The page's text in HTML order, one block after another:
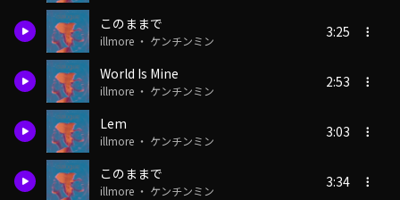
このままで
illmore ・ ケンチンミン
3:25
World Is Mine
illmore ・ ケンチンミン
2:53
Lem
illmore ・ ケンチンミン
3:03
このままで
illmore ・ ケンチンミン
3:34